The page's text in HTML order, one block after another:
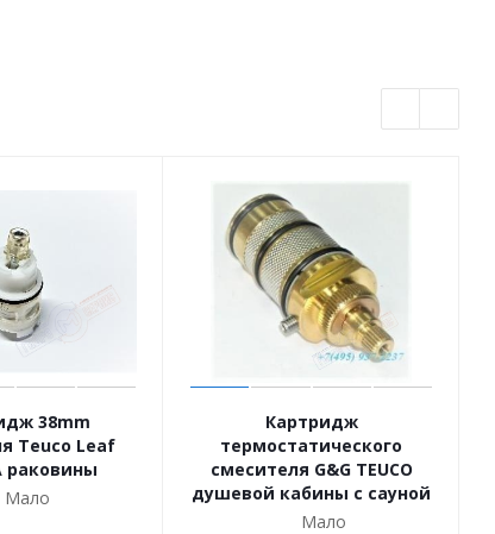
38mm
Teuco Leaf
раковины
Мало
Картридж
термостатического
смесителя G&G TEUCO
душевой кабины с сауной
Мало